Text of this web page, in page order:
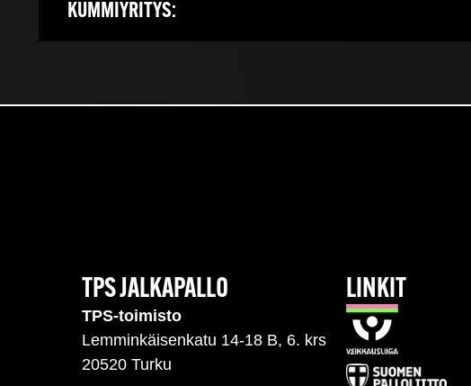
KUMMIYRITYS:
TPS JALKAPALLO
TPS-toimisto
Lemminkäisenkatu 14-18 B, 6. krs
20520 Turku
LINKIT